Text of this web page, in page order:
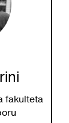
fakulteta